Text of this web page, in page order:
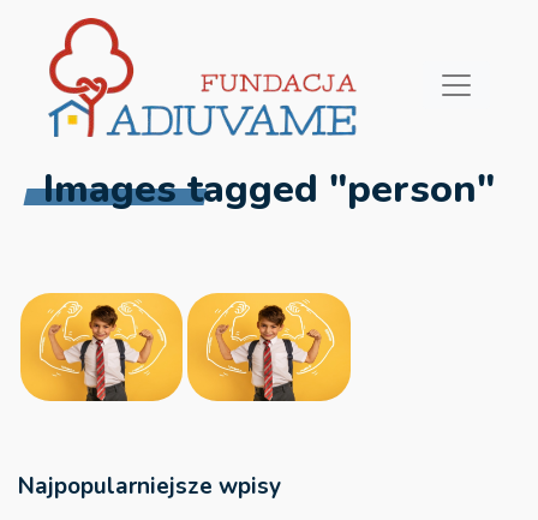
Images tagged "person"
Najpopularniejsze wpisy